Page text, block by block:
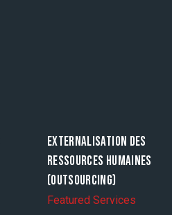
EXTERNALISATION DES
RESSOURCES HUMAINES
(OUTSOURCING)
Featured Services